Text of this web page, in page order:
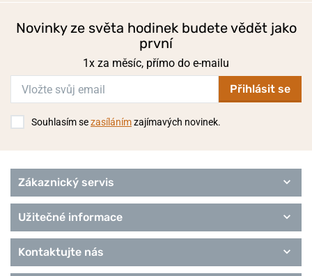
Novinky ze světa hodinek budete vědět jako
první
1x za měsíc, přímo do e-mailu
Přihlásit se
Souhlasím sezasílánímzajímavých novinek.
Zákaznický servis
Užitečné informace
Kontaktujte nás